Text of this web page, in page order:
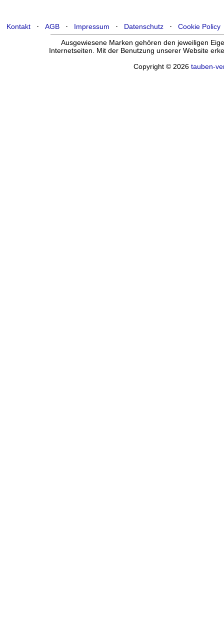
Kontakt· AGB· Impressum · Datenschutz· Cookie Policy
Ausgewiesene Marken gehören den jeweiligen
Internetseiten. Mit der Benutzung unserer Website
Copyright © 2026 tauben-